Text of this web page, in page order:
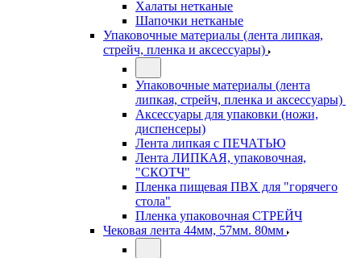
Халаты нетканые
Шапочки нетканые
Упаковочные материалы (лента липкая,
стрейч, пленка и аксессуары)
Упаковочные материалы (лента
липкая, стрейч, пленка и аксессуары)
Аксессуары для упаковки (ножи,
диспенсеры)
Лента липкая с ПЕЧАТЬЮ
Лента ЛИПКАЯ, упаковочная,
"СКОТЧ"
Пленка пищевая ПВХ для "горячего
стола"
Пленка упаковочная СТРЕЙЧ
Чековая лента 44мм, 57мм. 80мм